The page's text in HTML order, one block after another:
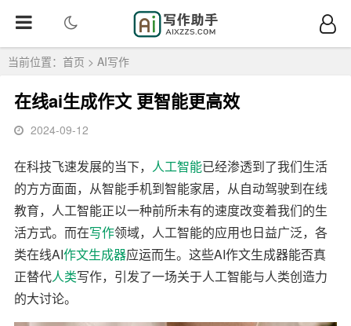
当前位置： 首页 > AI写作
在线ai生成作文 更智能更高效
2024-09-12
在科技飞速发展的当下， 人工智能已经渗透到了我们生活
的方方面面，从智能手机到智能家居，从自动驾驶到在线
教育，人工智能正以一种前所未有的速度改变着我们的生
活方式。而在写作领域，人工智能的应用也日益广泛，各
类在线AI作文生成器应运而生。这些AI作文生成器能否真
正替代人类写作，引发了一场关于人工智能与人类创造力
的大讨论。